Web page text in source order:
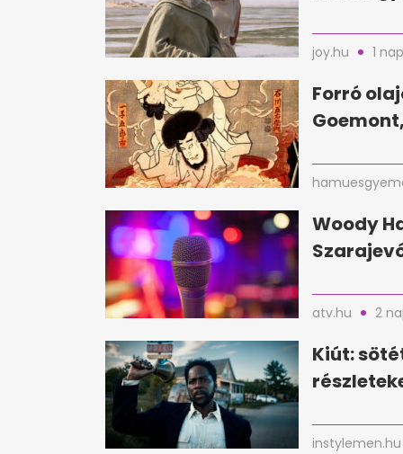
joy.hu 1
Forró
Woody
atv.hu 2
Kiút:
instylemen.hu